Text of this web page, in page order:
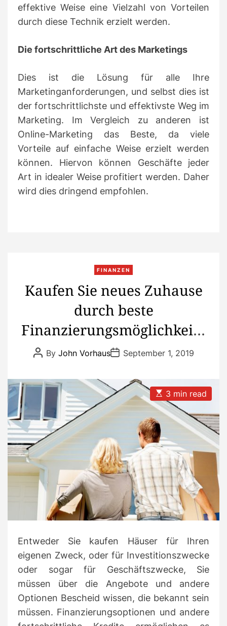
effektive Weise eine Vielzahl von Vorteilen
durch diese Technik erzielt werden.
Die fortschrittliche Art des Marketings
Dies ist die Lösung für alle Ihre
Marketinganforderungen, und selbst dies ist
der fortschrittlichste und effektivste Weg im
Marketing. Im Vergleich zu anderen ist
Online-Marketing das Beste, da viele
Vorteile auf einfache Weise erzielt werden
können. Hiervon können Geschäfte jeder
Art in idealer Weise profitiert werden. Daher
wird dies dringend empfohlen.
C
t
o
i
FINANZEN
Kaufen Sie neues Zuhause
durch beste
Finanzierungsmöglichkeite
n und Angebote
P
o
A
o
By John VorhausP
o
D
a
t
e
September 1, 2019
E
s
t
i
m
a
t
e
d
e
a
d
t
i
m
e
3 min read
Entweder Sie kaufen Häuser für Ihren
eigenen Zweck, oder für Investitionszwecke
oder sogar für Geschäftszwecke, Sie
müssen über die Angebote und andere
Optionen Bescheid wissen, die bekannt sein
müssen. Finanzierungsoptionen und andere